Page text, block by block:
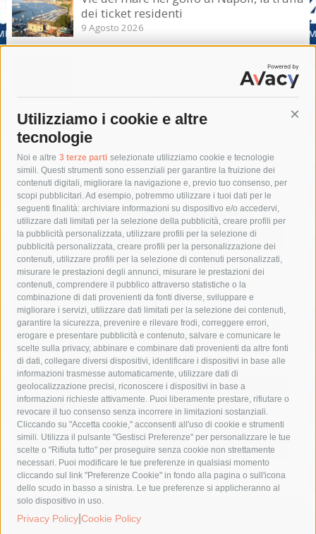
Utilizziamo i cookie e altre
tecnologie
Noi e altre 3 terze parti selezionate utilizziamo cookie e tecnologie
simili. Questi strumenti sono essenziali per garantire la fruizione dei
contenuti digitali, migliorare la navigazione e, previo tuo consenso, per
scopi pubblicitari. Ad esempio, potremmo utilizzare i tuoi dati per le
seguenti finalità: archiviare informazioni su dispositivo e/o accedervi,
utilizzare dati limitati per la selezione della pubblicità, creare profili per
la pubblicità personalizzata, utilizzare profili per la selezione di
pubblicità personalizzata, creare profili per la personalizzazione dei
contenuti, utilizzare profili per la selezione di contenuti personalizzati,
misurare le prestazioni degli annunci, misurare le prestazioni dei
contenuti, comprendere il pubblico attraverso statistiche o la
combinazione di dati provenienti da fonti diverse, sviluppare e
migliorare i servizi, utilizzare dati limitati per la selezione dei contenuti,
garantire la sicurezza, prevenire e rilevare frodi, correggere errori,
erogare e presentare pubblicità e contenuto, salvare e comunicare le
scelte sulla privacy, abbinare e combinare dati provenienti da altre fonti
di dati, collegare diversi dispositivi, identificare i dispositivi in base alle
informazioni trasmesse automaticamente, utilizzare dati di
geolocalizzazione precisi, riconoscere i dispositivi in base a
informazioni richieste attivamente. Puoi liberamente prestare, rifiutare o
revocare il tuo consenso senza incorrere in limitazioni sostanziali.
Cliccando su "Accetta cookie," acconsenti all'uso di cookie e strumenti
simili. Utilizza il pulsante "Gestisci Preferenze" per personalizzare le tue
scelte o "Rifiuta tutto" per proseguire senza cookie non strettamente
necessari. Puoi modificare le tue preferenze in qualsiasi momento
cliccando sul link "Preferenze Cookie" in fondo alla pagina o sull'icona
dello scudo in basso a sinistra. Le tue preferenze si applicheranno al
solo dispositivo in uso.
Privacy Policy Cookie Policy
dei ticket residenti
9 Agosto 2026
Massa Lubrense. Sicurezza in mare
nell’Amp Punta Campanella, incontro
Tag
acqua allerta meteo
anas
area marina protetta di punta campanella
arresto
Asl Napoli 3 sud
capitaneria di porto capri
carabinieri
castellammare di stabia
circumvesuviana
comune di sorrento
concerto
contagi
costiera amalfitana
covid-19 eav
elezioni
fondazione sorrento
gori guardia costiera
incidente
lavori
lorenzo balducelli mare
massa lubrense
massimo coppola
Meta napoli
ordinanza
penisola sorrentina
piano di sorrento
polizia municipale
protezione civile
Regione Campania
sant'agnello
sindaco cuomo
sorrento studenti temporali
treni
turismo
Vico Equense villa fiorentino vincenzo de luca
© 2015 SorrentoPress. All rights reserved.